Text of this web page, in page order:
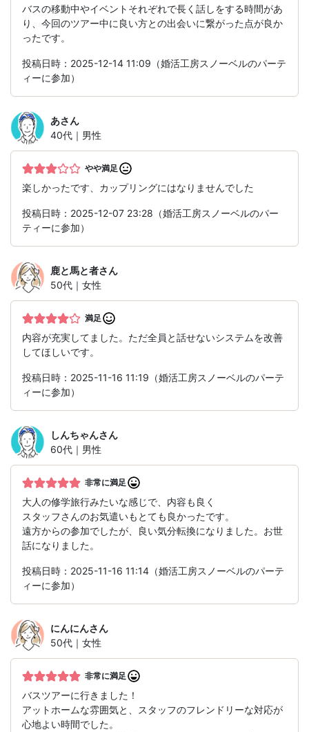
バスの移動中やイベントそれぞれで長く話しをする時間があ
り、今回のツアー中に良い方との出会いに繋がった点が良か
ったです。
投稿日時：2025-12-14 11:09（婚活工房スノーベルのパーテ
ィーに参加）
あさん
40代｜男性
やや満足
楽しかったです、カップリングにはなりませんでした
投稿日時：2025-12-07 23:28（婚活工房スノーベルのパー
ティーに参加）
鹿と馬と者さん
50代｜女性
満足
内容が充実してました。ただ全員と話せないシステムを改善
してほしいです。
投稿日時：2025-11-16 11:19（婚活工房スノーベルのパーテ
ィーに参加）
しんちゃんさん
60代｜男性
非常に満足
大人の修学旅行みたいな感じで、内容も良く
スタッフさんのお気遣いもとても良かったです。
遠方からの参加でしたが、良い気分転換になりました。お世
話になりました。
投稿日時：2025-11-16 11:14（婚活工房スノーベルのパーテ
ィーに参加）
にんにんさん
50代｜女性
非常に満足
バスツアーに行きました！
アットホームな雰囲気と、スタッフのフレンドリーな対応が
心地よい時間でした。